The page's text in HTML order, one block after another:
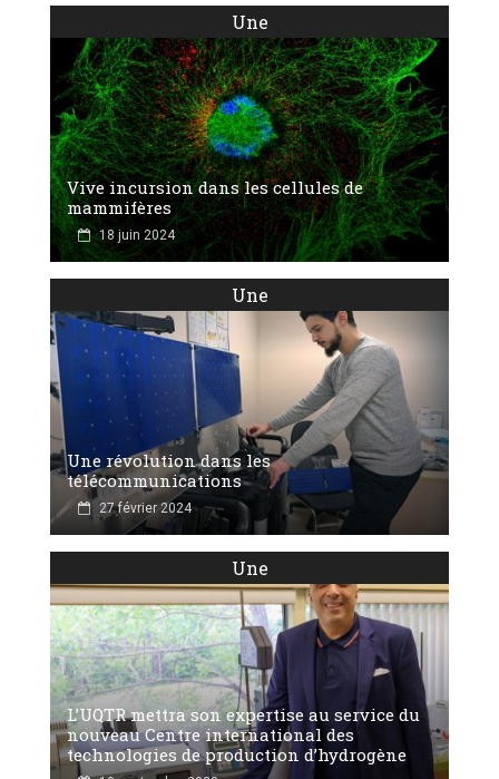
Une
Vive incursion dans les cellules de
mammifères
18 juin 2024
Une
Une révolution dans les
télécommunications
27 février 2024
Une
L’UQTR mettra son expertise au service du
nouveau Centre international des
technologies de production d’hydrogène